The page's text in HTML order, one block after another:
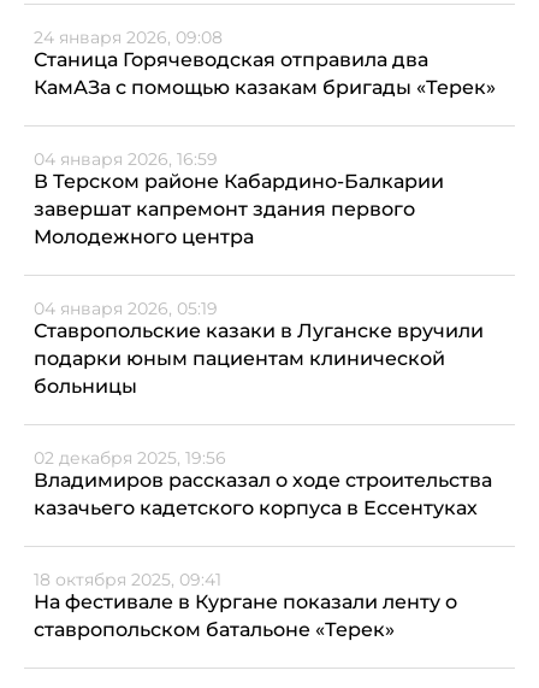
24 января 2026, 09:08
Станица Горячеводская отправила два
КамАЗа с помощью казакам бригады «Терек»
04 января 2026, 16:59
В Терском районе Кабардино-Балкарии
завершат капремонт здания первого
Молодежного центра
04 января 2026, 05:19
Ставропольские казаки в Луганске вручили
подарки юным пациентам клинической
больницы
02 декабря 2025, 19:56
Владимиров рассказал о ходе строительства
казачьего кадетского корпуса в Ессентуках
18 октября 2025, 09:41
На фестивале в Кургане показали ленту о
ставропольском батальоне «Терек»